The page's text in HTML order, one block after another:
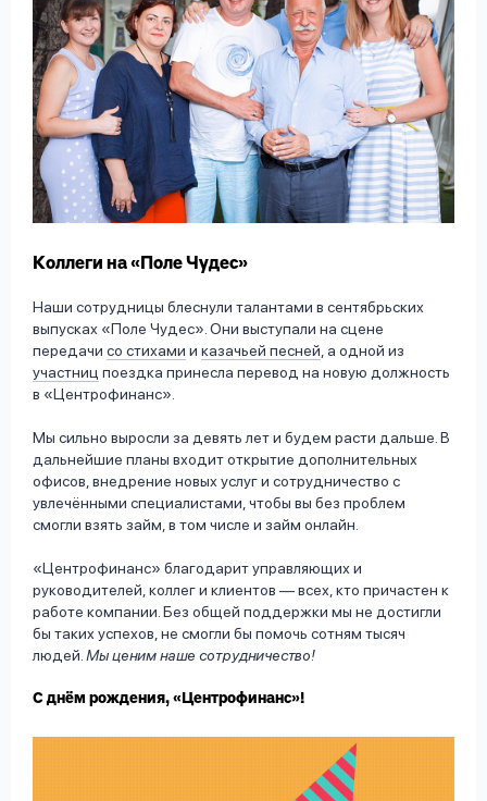
Коллеги на «Поле Чудес»
Наши сотрудницы блеснули талантами в сентябрьских
выпусках «Поле Чудес». Они выступали на сцене
передачи со стихами и казачьей песней , а одной из
участниц поездка принесла перевод на новую должность
в «Центрофинанс».
Мы сильно выросли за девять лет и будем расти дальше. В
дальнейшие планы входит открытие дополнительных
офисов, внедрение новых услуг и сотрудничество с
увлечёнными специалистами, чтобы вы без проблем
смогли взять займ, в том числе и займ онлайн.
«Центрофинанс» благодарит управляющих и
руководителей, коллег и клиентов — всех, кто причастен к
работе компании. Без общей поддержки мы не достигли
бы таких успехов, не смогли бы помочь сотням тысяч
людей. Мы ценим наше сотрудничество!
С днём рождения, «Центрофинанс»!